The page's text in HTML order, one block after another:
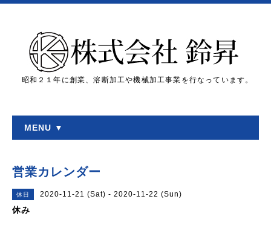
昭和２１年に創業、溶断加工や機械加工事業を行なっています。
MENU ▼
営業カレンダー
休日 2020-11-21 (Sat) - 2020-11-22 (Sun)
休み